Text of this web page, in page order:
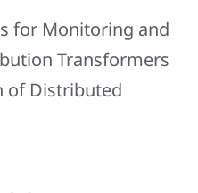
for Monitoring and
Transformers
of Distributed